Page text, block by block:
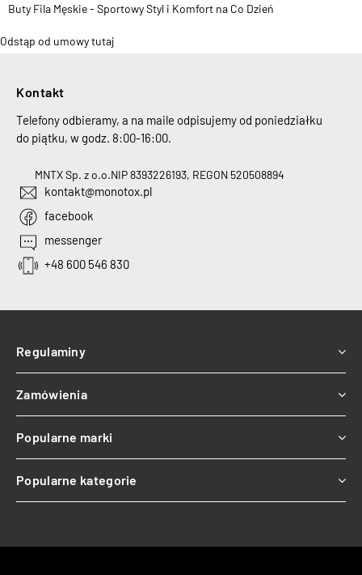
Buty Fila Męskie - Sportowy Styl i Komfort na Co Dzień
Odstąp od umowy tutaj
Kontakt
Telefony odbieramy, a na maile odpisujemy od poniedziałku
do piątku, w godz. 8:00-16:00.
MNTX Sp. z o.o.NIP 8393226193, REGON 520508894
kontakt@monotox.pl
facebook
messenger
+48 600 546 830
Regulaminy
Zamówienia
Popularne marki
Popularne kategorie